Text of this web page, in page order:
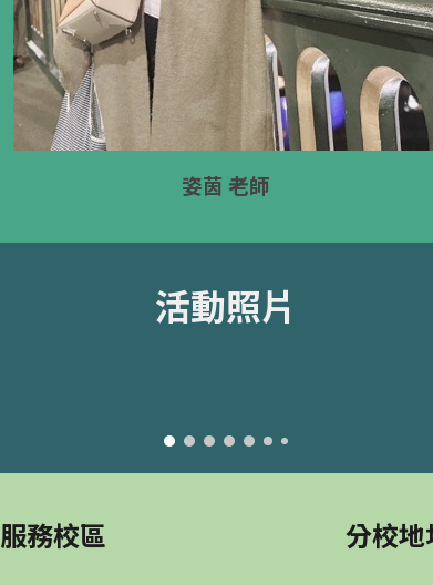
姿茵 老師
活動照片
服務校區 分校地